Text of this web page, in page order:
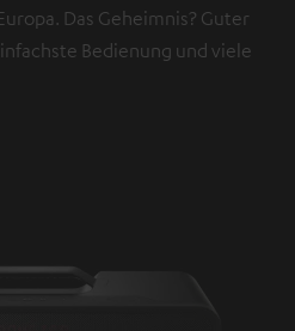
Das Geheimnis? Guter
Bedienung und viele